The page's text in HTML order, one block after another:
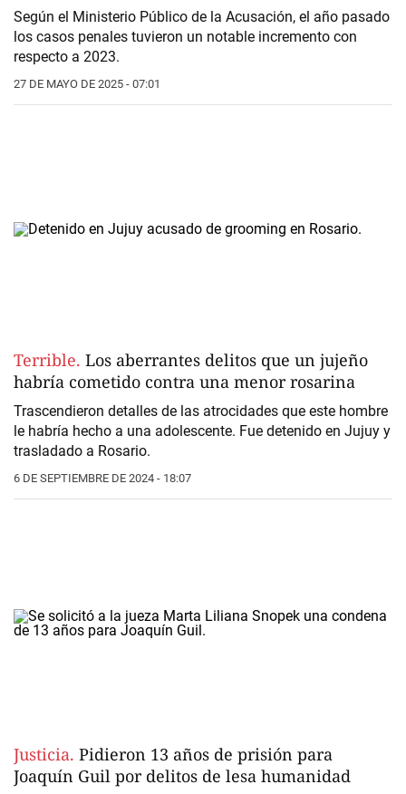
Según el Ministerio Público de la Acusación, el año pasado
los casos penales tuvieron un notable incremento con
respecto a 2023.
27 DE MAYO DE 2025 - 07:01
Terrible. Los aberrantes delitos que un jujeño
habría cometido contra una menor rosarina
Trascendieron detalles de las atrocidades que este hombre
le habría hecho a una adolescente. Fue detenido en Jujuy y
trasladado a Rosario.
6 DE SEPTIEMBRE DE 2024 - 18:07
Justicia. Pidieron 13 años de prisión para
Joaquín Guil por delitos de lesa humanidad